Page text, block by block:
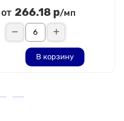
от 266.18 р/мп
В корзину